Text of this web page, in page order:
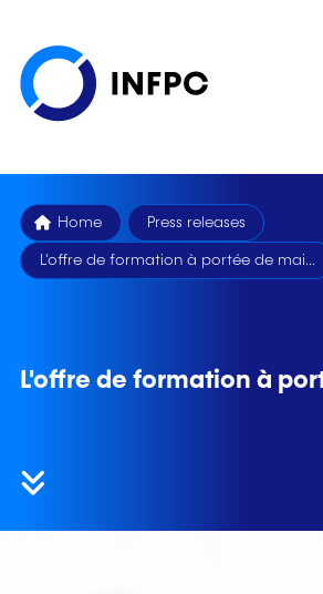
Home Press releases
L'offre de formation à portée de mai...
L'offre de formation à